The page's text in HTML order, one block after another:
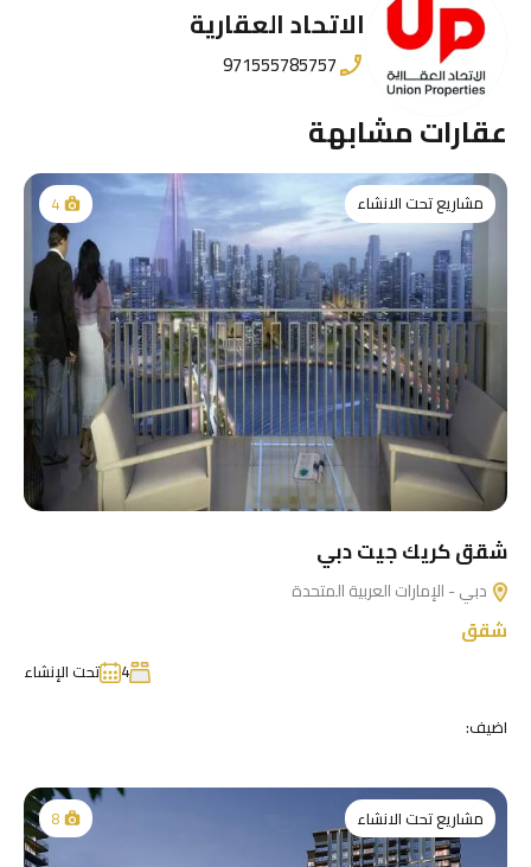
الاتحاد العقارية
971555785757
عقارات مشابهة
مشاريع تحت الانشاء 4
شقق كريك جيت دبي
دبي - الإمارات العربية المتحدة
شقق
4
تحت الإنشاء
اضيف:
مشاريع تحت الانشاء 8